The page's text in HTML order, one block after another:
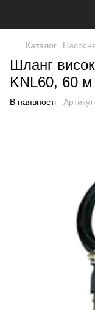
Каталог
Шланг
KNL60, 60
В наявності